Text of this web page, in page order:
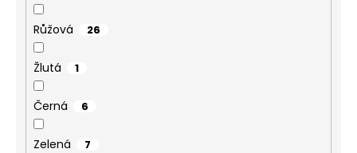
Růžová 26
Žlutá 1
Černá 6
Zelená 7